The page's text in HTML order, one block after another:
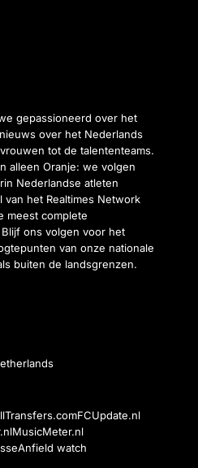
gepassioneerd over het
over het Nederlands
tot de talententeams.
alleen Oranje: we volgen
Nederlandse atleten
het Realtimes Network
meest complete
ons volgen voor het
van onze nationale
buiten de landsgrenzen.
FCUpdate.nl
MusicMeter.nl
Anfield watch